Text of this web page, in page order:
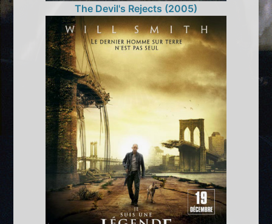
The Devil's Rejects (2005)